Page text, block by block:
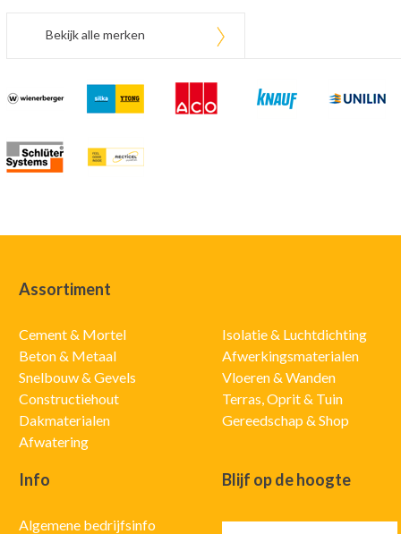
Bekijk alle merken
Assortiment
Cement & Mortel
Beton & Metaal
Snelbouw & Gevels
Constructiehout
Dakmaterialen
Afwatering
Isolatie & Luchtdichting
Afwerkingsmaterialen
Vloeren & Wanden
Terras, Oprit & Tuin
Gereedschap & Shop
Info
Algemene bedrijfsinfo
Blijf op de hoogte